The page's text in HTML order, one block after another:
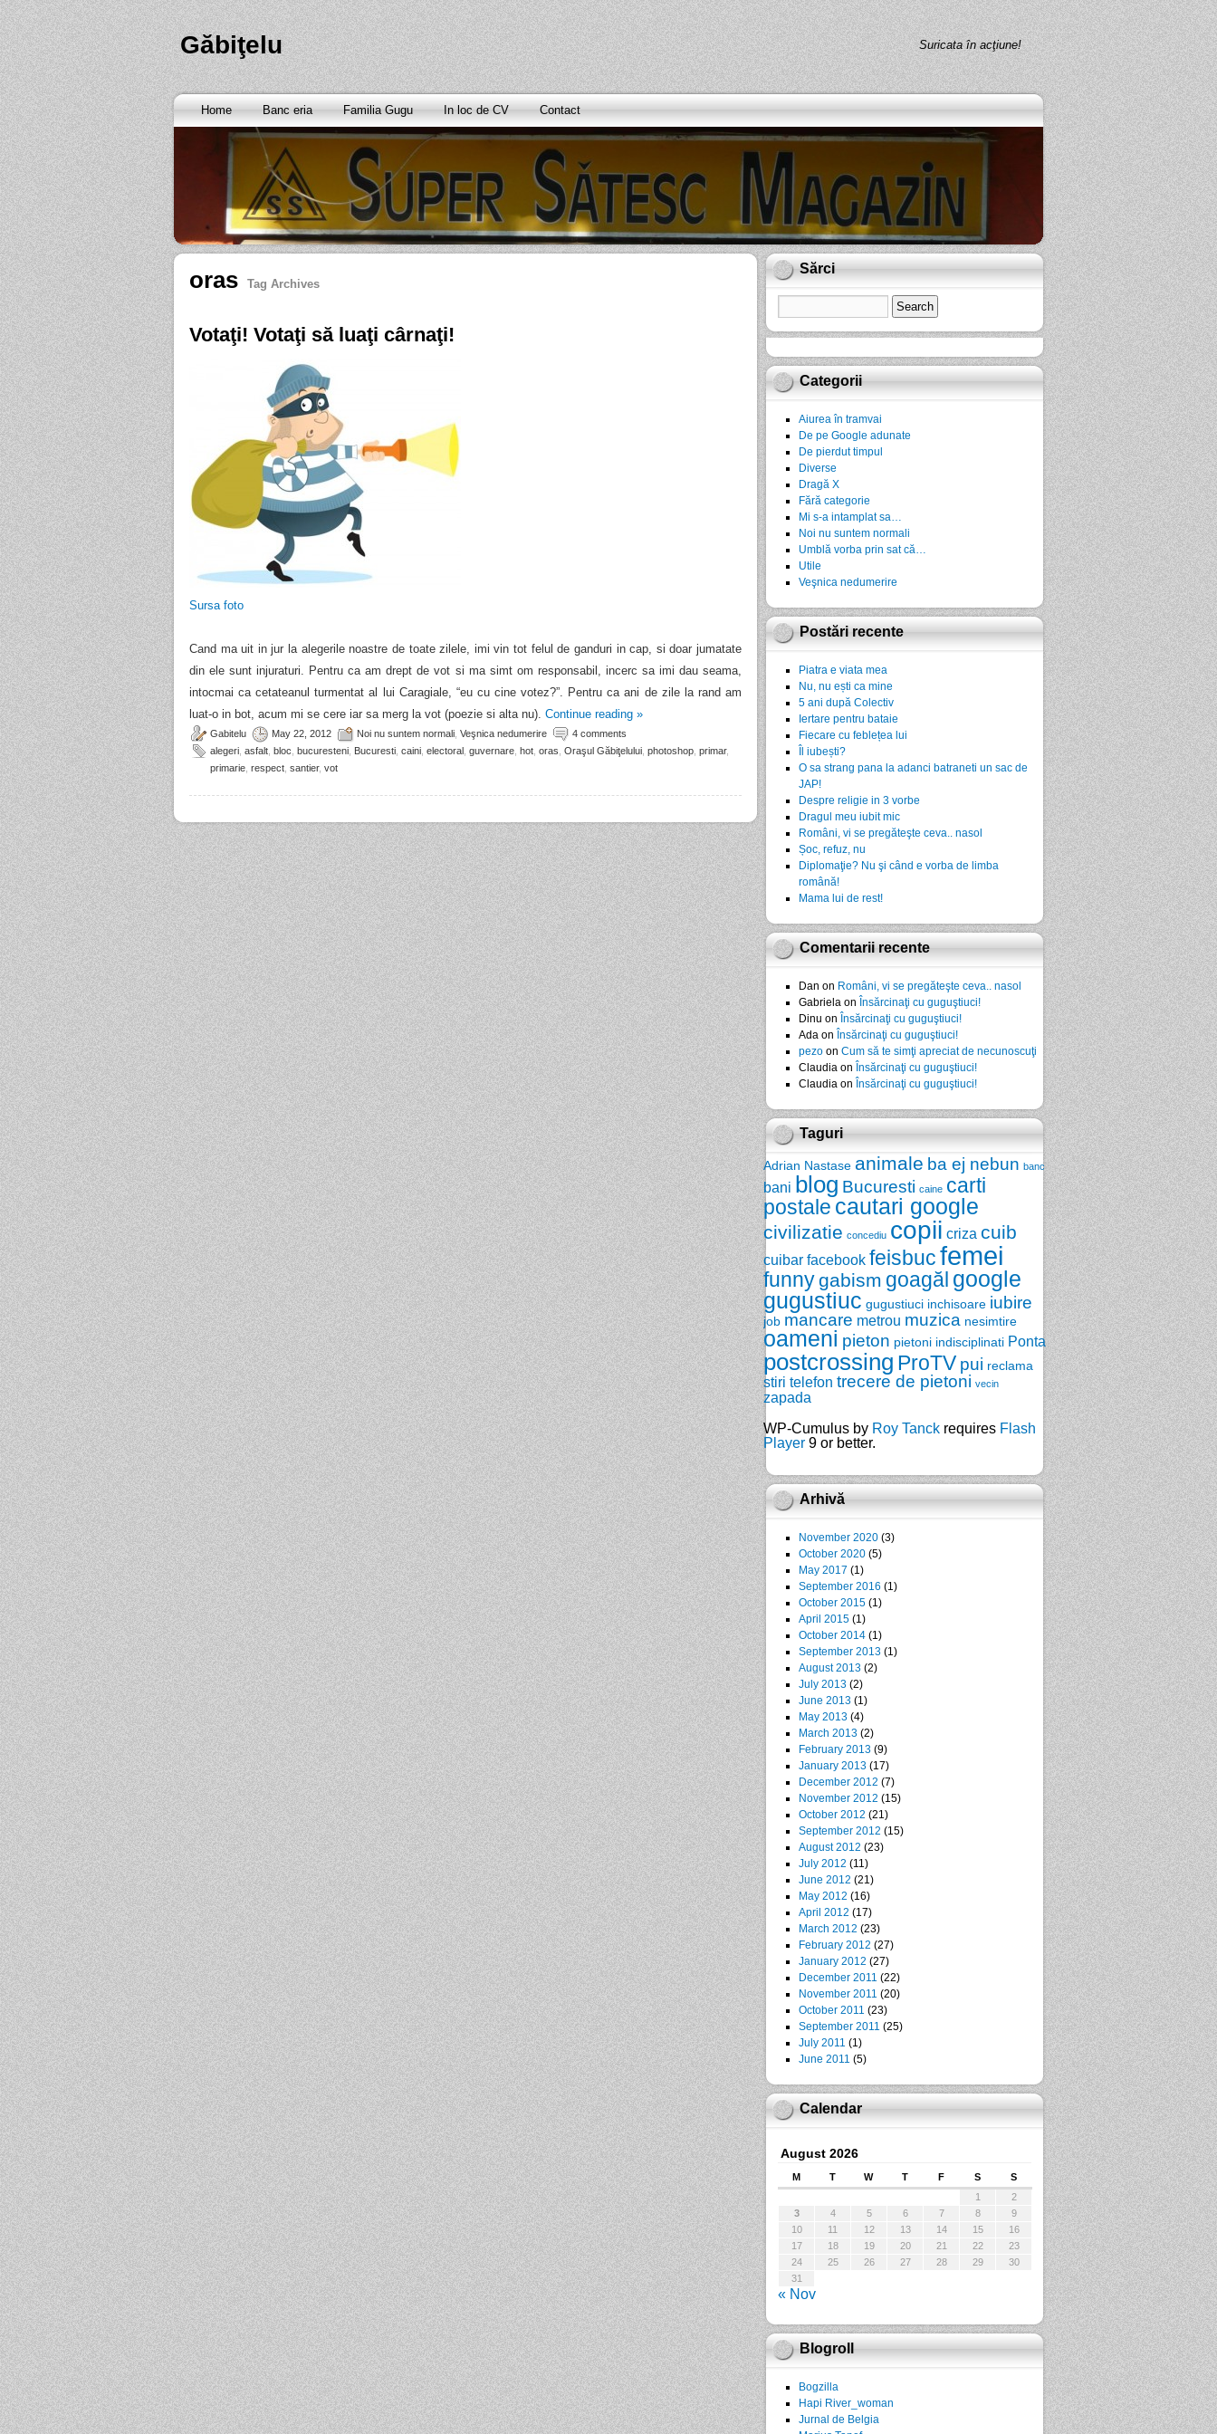
Găbiţelu Suricata în acţiune!
Home Banc eria Familia Gugu In loc de CV Contact
oras Tag Archives
Votaţi! Votaţi să luaţi cârnaţi!
Sursa foto
Cand ma uit in jur la alegerile noastre de toate zilele, imi vin tot felul de ganduri in cap, si doar jumatate
din ele sunt injuraturi. Pentru ca am drept de vot si ma simt om responsabil, incerc sa imi dau seama,
intocmai ca cetateanul turmentat al lui Caragiale, “eu cu cine votez?”. Pentru ca ani de zile la rand am
luat-o in bot, acum mi se cere iar sa merg la vot (poezie si alta nu). Continue reading »
Gabitelu May 22, 2012 Noi nu suntem normali Veşnica nedumerire
4 comments
alegeri asfalt bloc bucuresteni Bucuresti caini electoral guvernare hot oras Oraşul Găbiţelului photoshop primar,
primarie respect santier, vot
Sărci
Categorii
Aiurea în tramvai
De pe Google adunate
De pierdut timpul
Diverse
Dragă X
Fără categorie
Mi s-a intamplat sa…
Noi nu suntem normali
Umblă vorba prin sat că…
Utile
Veşnica nedumerire
Postări recente
Piatra e viata mea
Nu, nu ești ca mine
5 ani după Colectiv
Iertare pentru bataie
Fiecare cu feblețea lui
Îl iubești?
O sa strang pana la adanci batraneti un sac de
JAP!
Despre religie in 3 vorbe
Dragul meu iubit mic
Români, vi se pregăteşte ceva.. nasol
Șoc, refuz, nu
Diplomaţie? Nu şi când e vorba de limba
română!
Mama lui de rest!
Comentarii recente
Dan on Români, vi se pregăteşte ceva.. nasol
Gabrielaon Însărcinaţi cu guguştiuci!
Dinu on Însărcinaţi cu guguştiuci!
Adaon Însărcinaţi cu guguştiuci!
pezoon Cum să te simţi apreciat de necunoscuţi
Claudiaon Însărcinaţi cu guguştiuci!
Claudiaon Însărcinaţi cu guguştiuci!
Taguri
Adrian Nastase animale ba ej nebun banc
bani blog Bucuresti caine carti
postale cautari google
civilizatie concediu copii criza cuib
cuibar facebook feisbucfemei
funnygabism goagăl google
gugustiuc gugustiuci inchisoare iubire
job mancare metrou muzica nesimtire
oameni pieton pietoni indisciplinati Ponta
postcrossing ProTV pui reclama
stiri telefon trecere de pietoni vecin
zapada
WP-Cumulus by Roy Tanck requires Flash
Player 9 or better.
Arhivă
November 2020(3)
October 2020(5)
May 2017 (1)
September 2016 (1)
October 2015(1)
April 2015(1)
October 2014(1)
September 2013(1)
August 2013(2)
July 2013(2)
June 2013(1)
May 2013(4)
March 2013(2)
February 2013(9)
January 2013(17)
December 2012 (7)
November 2012 (15)
October 2012 (21)
September 2012 (15)
August 2012 (23)
July 2012 (11)
June 2012 (21)
May 2012 (16)
April 2012 (17)
March 2012 (23)
February 2012 (27)
January 2012 (27)
December 2011 (22)
November 2011 (20)
October 2011 (23)
September 2011 (25)
July 2011 (1)
June 2011 (5)
Calendar
August 2026
M T W T F S
S
1
2
3
4 5 6 7 8
9
10
11 12 13 14 15
16
17
18 19 20 21 22
23
24
25 26 27 28 29
30
31
« Nov
Blogroll
Bogzilla
Hapi River_woman
Jurnal de Belgia